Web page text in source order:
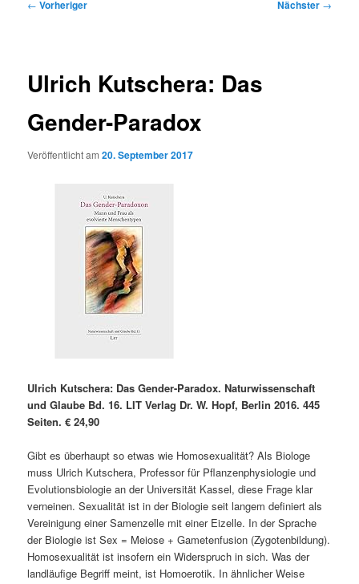
Beitragsnavigation
← Vorheriger Nächster →
Ulrich Kutschera: Das
Gender-Paradox
Veröffentlicht am20. September 2017
Ulrich Kutschera: Das Gender-Paradox. Naturwissenschaft
und Glaube Bd. 16. LIT Verlag Dr. W. Hopf, Berlin 2016. 445
Seiten. € 24,90
Gibt es überhaupt so etwas wie Homosexualität? Als Biologe
muss Ulrich Kutschera, Professor für Pflanzenphysiologie und
Evolutionsbiologie an der Universität Kassel, diese Frage klar
verneinen. Sexualität ist in der Biologie seit langem definiert als
Vereinigung einer Samenzelle mit einer Eizelle. In der Sprache
der Biologie ist Sex = Meiose + Gametenfusion (Zygotenbildung).
Homosexualität ist insofern ein Widerspruch in sich. Was der
landläufige Begriff meint, ist Homoerotik. In ähnlicher Weise